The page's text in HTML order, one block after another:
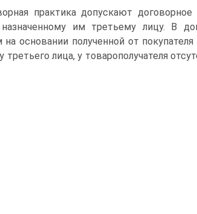
практика допускают
им третьему лицу. В
основании полученной от покупателя
лица, у товарополучателя